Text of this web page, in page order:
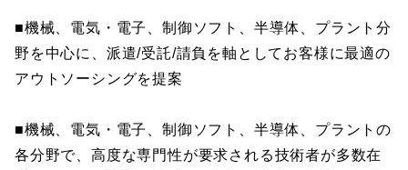
■機械、電気・電子、制御ソフト、半導体、プラント分
野を中心に、派遣/受託/請負を軸としてお客様に最適の
アウトソーシングを提案
■機械、電気・電子、制御ソフト、半導体、プラントの
各分野で、高度な専門性が要求される技術者が多数在